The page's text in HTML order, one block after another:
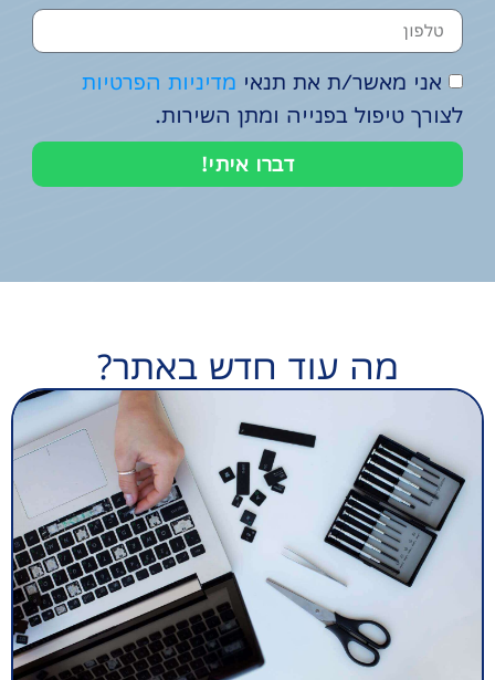
אני מאשר/ת את תנאי מדיניות הפרטיות
לצורך טיפול בפנייה ומתן השירות.
דברו איתי!
מה עוד חדש באתר?